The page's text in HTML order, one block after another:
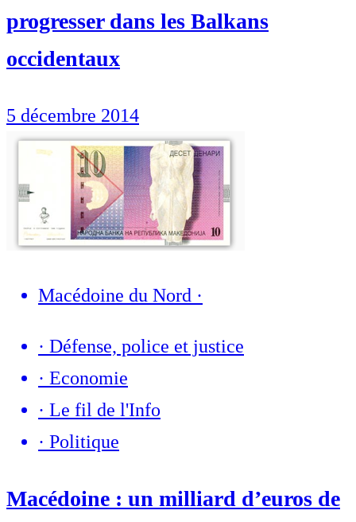
progresser dans les Balkans
occidentaux
5 décembre 2014
Macédoine du Nord ·
· Défense, police et justice
· Economie
· Le fil de l'Info
· Politique
Macédoine : un milliard d’euros de